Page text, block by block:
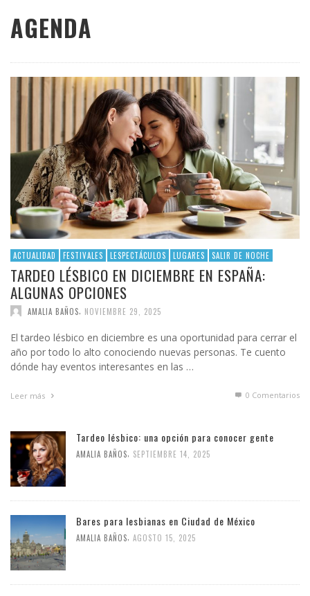
AGENDA
ACTUALIDAD FESTIVALES LESPECTÁCULOS LUGARES SALIR DE NOCHE
TARDEO LÉSBICO EN DICIEMBRE EN ESPAÑA:
ALGUNAS OPCIONES
AMALIA BAÑOS NOVIEMBRE 29, 2025
El tardeo lésbico en diciembre es una oportunidad para cerrar el
año por todo lo alto conociendo nuevas personas. Te cuento
dónde hay eventos interesantes en las …
Leer más 0 Comentarios
Tardeo lésbico: una opción para conocer gente
AMALIA BAÑOS, SEPTIEMBRE 14, 2025
Bares para lesbianas en Ciudad de México
AMALIA BAÑOS, AGOSTO 15, 2025